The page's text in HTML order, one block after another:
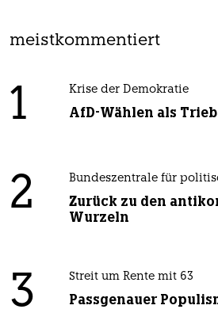
meistkommentiert
1 Krise der Demokratie
AfD-Wählen als
2 Bundeszentrale für
Zurück zu den
Wurzeln
3 Streit um Rente mit 63
Passgenauer